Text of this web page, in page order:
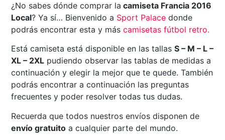
¿No sabes dónde comprar la camiseta Francia 2016
Local? Ya sí… Bienvenido a Sport Palace donde
podrás encontrar esta y máscamisetas fútbol retro.
Está camiseta está disponible en las tallasS – M – L –
XL – 2XL pudiendo observar las tablas de medidas a
continuación y elegir la mejor que te quede. También
podrás encontrar a continuación las preguntas
frecuentes y poder resolver todas tus dudas.
Recuerda que todos nuestros envíos disponen de
envío gratuito a cualquier parte del mundo.